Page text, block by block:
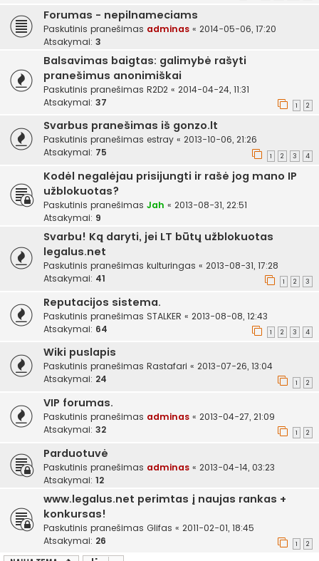
Forumas - nepilnameciams
Paskutinis pranešimas adminas « 2014-05-06, 17:20
Atsakymai: 3
Balsavimas baigtas: galimybė rašyti
pranešimus anonimiškai
Paskutinis pranešimas R2D2 « 2014-04-24, 11:31
Atsakymai: 37 1 2
Svarbus pranešimas iš gonzo.lt
Paskutinis pranešimas estray « 2013-10-06, 21:26
Atsakymai: 75 1 2 3 4
Kodėl negalėjau prisijungti ir rašė jog mano IP
užblokuotas?
Paskutinis pranešimas Jah « 2013-08-31, 22:51
Atsakymai: 9
Svarbu! Ką daryti, jei LT būtų užblokuotas
legalus.net
Paskutinis pranešimas kulturingas « 2013-08-31, 17:28
Atsakymai: 41 1 2 3
Reputacijos sistema.
Paskutinis pranešimas STALKER « 2013-08-08, 12:43
Atsakymai: 64 1 2 3 4
Wiki puslapis
Paskutinis pranešimas Rastafari « 2013-07-26, 13:04
Atsakymai: 24 1 2
VIP forumas.
Paskutinis pranešimas adminas « 2013-04-27, 21:09
Atsakymai: 32 1 2
Parduotuvė
Paskutinis pranešimas adminas « 2013-04-14, 03:23
Atsakymai: 12
www.legalus.net perimtas į naujas rankas +
konkursas!
Paskutinis pranešimas Glifas « 2011-02-01, 18:45
Atsakymai: 26 1 2